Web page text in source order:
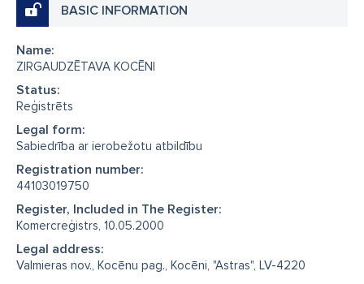
BASIC INFORMATION
Name:
ZIRGAUDZĒTAVA KOCĒNI
Status:
Reģistrēts
Legal form:
Sabiedrība ar ierobežotu atbildību
Registration number:
44103019750
Register, Included in The Register:
Komercreģistrs, 10.05.2000
Legal address:
Valmieras nov., Kocēnu pag., Kocēni, "Astras", LV-4220